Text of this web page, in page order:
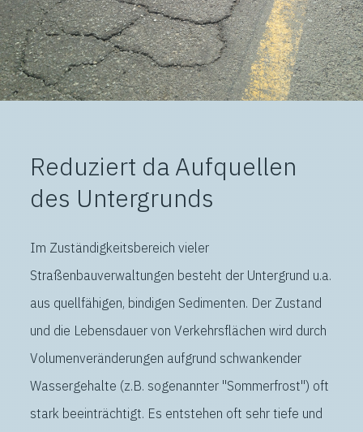
Reduziert da Aufquellen
des Untergrunds
Im Zuständigkeitsbereich vieler
Straßenbauverwaltungen besteht der Untergrund u.a.
aus quellfähigen, bindigen Sedimenten. Der Zustand
und die Lebensdauer von Verkehrsflächen wird durch
Volumenveränderungen aufgrund schwankender
Wassergehalte (z.B. sogenannter "Sommerfrost") oft
stark beeinträchtigt. Es entstehen oft sehr tiefe und